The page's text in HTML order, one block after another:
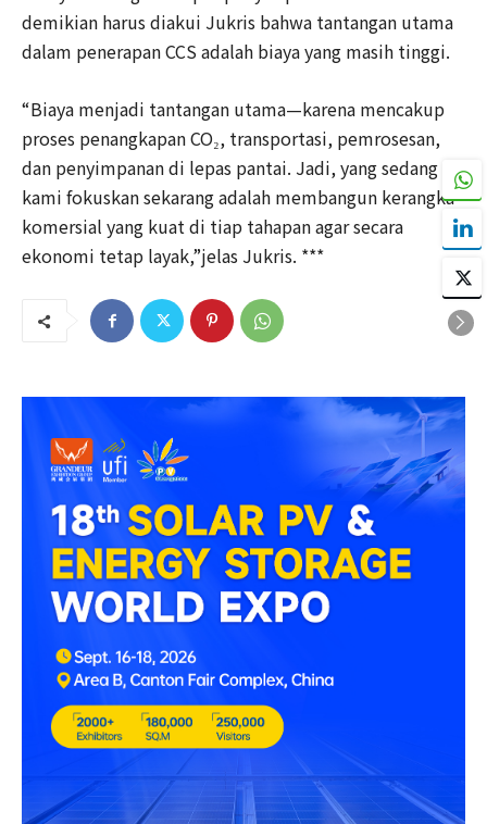
demikian harus diakui Jukris bahwa tantangan utama
dalam penerapan CCS adalah biaya yang masih tinggi.
“Biaya menjadi tantangan utama—karena mencakup
proses penangkapan CO₂, transportasi, pemrosesan,
dan penyimpanan di lepas pantai. Jadi, yang sedang
kami fokuskan sekarang adalah membangun kerangka
komersial yang kuat di tiap tahapan agar secara
ekonomi tetap layak,”jelas Jukris. ***